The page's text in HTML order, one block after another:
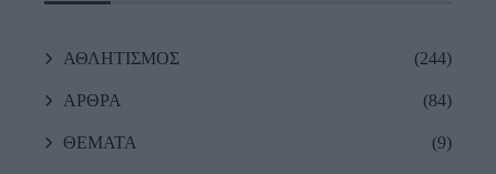
ΑΘΛΗΤΙΣΜΟΣ (244)
ΑΡΘΡΑ (84)
ΘΕΜΑΤΑ (9)